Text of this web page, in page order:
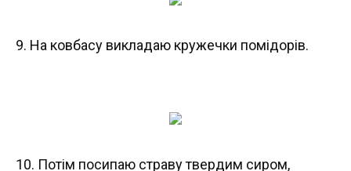
9. На ковбасу викладаю кружечки помідорів.
10. Потім посипаю страву твердим сиром,